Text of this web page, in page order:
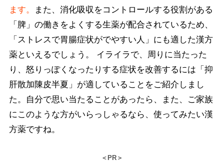
ます。
また、消化吸収をコントロールする役割がある
「脾」の働きをよくする生薬が配合されているため、
「ストレスで胃腸症状がでやすい人」にも適した漢方
薬といえるでしょう。 イライラで、周りに当たった
り、怒りっぽくなったりする症状を改善するには「抑
肝散加陳皮半夏」が適していることをご紹介しまし
た。自分で思い当たることがあったら、また、ご家族
にこのような方がいらっしゃるなら、使ってみたい漢
方薬ですね。
＜PR＞